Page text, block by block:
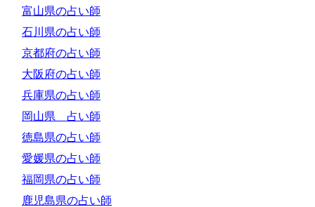
富山県の占い師
石川県の占い師
京都府の占い師
大阪府の占い師
兵庫県の占い師
岡山県 占い師
徳島県の占い師
愛媛県の占い師
福岡県の占い師
鹿児島県の占い師